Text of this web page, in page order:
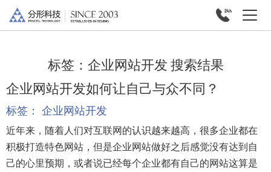
标签： 企业网站开发 搜索结果
企业网站开发如何让自己与众不同？
标签： 企业网站开发
近年来，随着人们对互联网的认识越来越高，很多企业都在
积极打造特色网站，但是企业网站做好之后感觉没有达到自
己的心里预期，或者说已经每个企业都有自己的网站这算是